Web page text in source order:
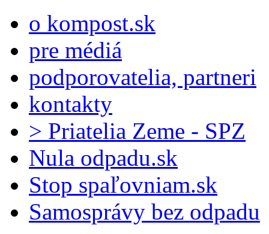
o kompost.sk
pre médiá
podporovatelia, partneri
kontakty
> Priatelia Zeme - SPZ
Nula odpadu.sk
Stop spaľovniam.sk
Samosprávy bez odpadu